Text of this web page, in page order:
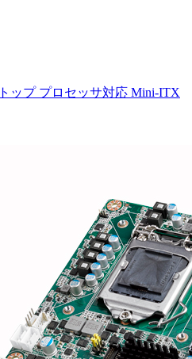
ップ プロセッサ対応 Mini-ITX